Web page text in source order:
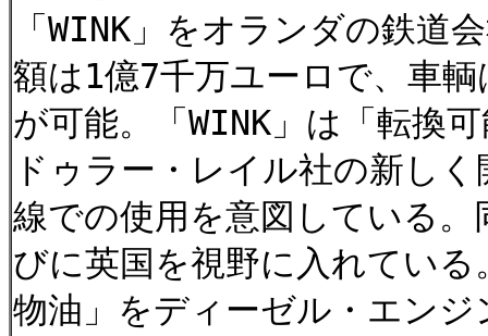
「WINK」をオランダの鉄道
額は1億7千万ユーロで、車
が可能。「WINK」は「転換
ドゥラー・レイル社の新し
線での使用を意図している
びに英国を視野に入れてい
物油」をディーゼル・エン